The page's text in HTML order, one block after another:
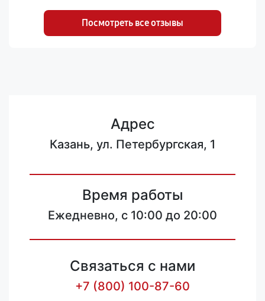
Посмотреть все отзывы
Адрес
Казань, ул. Петербургская, 1
Время работы
Ежедневно, с 10:00 до 20:00
Связаться с нами
+7 (800) 100-87-60